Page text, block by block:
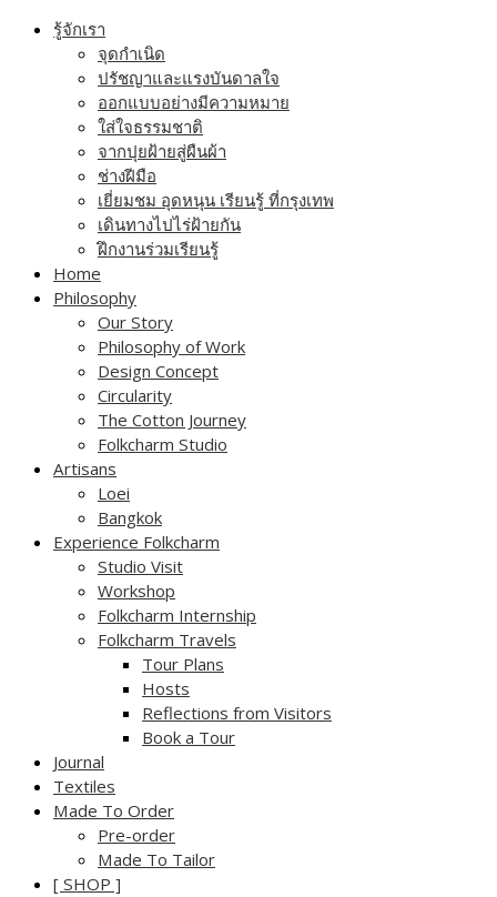
Skip
รู้จักเรา
จุดกำเนิด
ปรัชญาและแรงบันดาลใจ
ออกแบบอย่างมีความหมาย
ใส่ใจธรรมชาติ
จากปุยฝ้ายสู่ผืนผ้า
ช่างฝีมือ
เยี่ยมชม อุดหนุน เรียนรู้ ที่กรุงเทพ
เดินทางไปไร่ฝ้ายกัน
ฝึกงานร่วมเรียนรู้
Home
Philosophy
Our Story
Philosophy of Work
Design Concept
Circularity
The Cotton Journey
Folkcharm Studio
Artisans
Loei
Bangkok
Experience Folkcharm
Studio Visit
Workshop
Folkcharm Internship
Folkcharm Travels
Tour Plans
Hosts
Reflections from Visitors
Book a Tour
Journal
Textiles
Made To Order
Pre-order
Made To Tailor
[ SHOP ]